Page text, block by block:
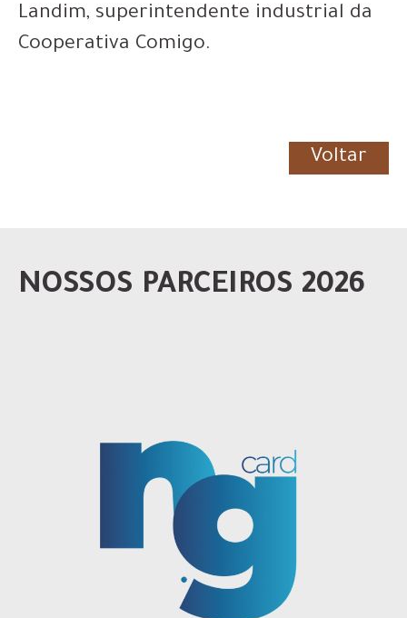
Landim, superintendente industrial da
Cooperativa Comigo.
Voltar
NOSSOS PARCEIROS 2026